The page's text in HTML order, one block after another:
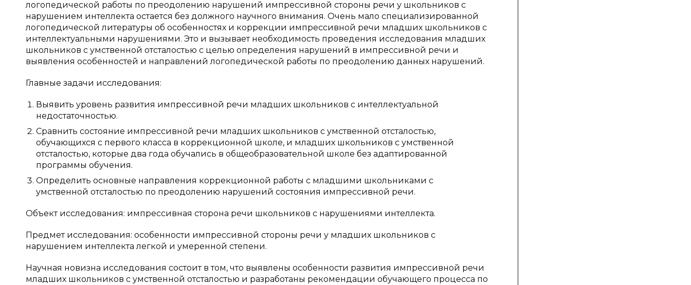
логопедической работы по преодолению нарушений импрессивной стороны речи у школьников с
нарушением интеллекта остается без должного научного внимания. Очень мало специализированной
логопедической литературы об особенностях и коррекции импрессивной речи младших школьников с
интеллектуальными нарушениями. Это и вызывает необходимость проведения исследования младших
школьников с умственной отсталостью с целью определения нарушений в импрессивной речи и
выявления особенностей и направлений логопедической работы по преодолению данных нарушений.
Главные задачи исследования:
Выявить уровень развития импрессивной речи младших школьников с интеллектуальной
недостаточностью.
Сравнить состояние импрессивной речи младших школьников с умственной отсталостью,
обучающихся с первого класса в коррекционной школе, и младших школьников с умственной
отсталостью, которые два года обучались в общеобразовательной школе без адаптированной
программы обучения.
Определить основные направления коррекционной работы с младшими школьниками с
умственной отсталостью по преодолению нарушений состояния импрессивной речи.
Объект исследования: импрессивная сторона речи школьников с нарушениями интеллекта.
Предмет исследования: особенности импрессивной стороны речи у младших школьников с
нарушением интеллекта легкой и умеренной степени.
Научная новизна исследования состоит в том, что выявлены особенности развития импрессивной речи
младших школьников с умственной отсталостью и разработаны рекомендации обучающего процесса по